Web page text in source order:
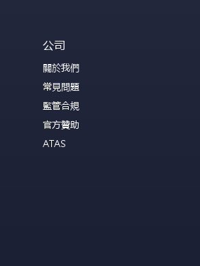
公司
關於我們
常見問題
監管合規
官方贊助
ATAS